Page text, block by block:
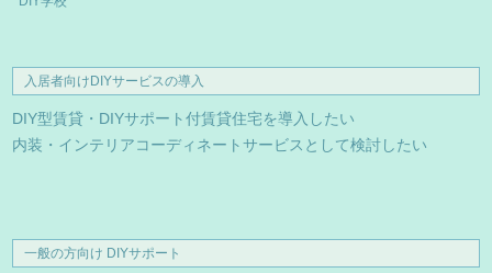
入居者向けDIYサービスの導入
DIY型賃貸・DIYサポート付賃貸住宅を導入したい
内装・インテリアコーディネートサービスとして検討したい
一般の方向け DIYサポート